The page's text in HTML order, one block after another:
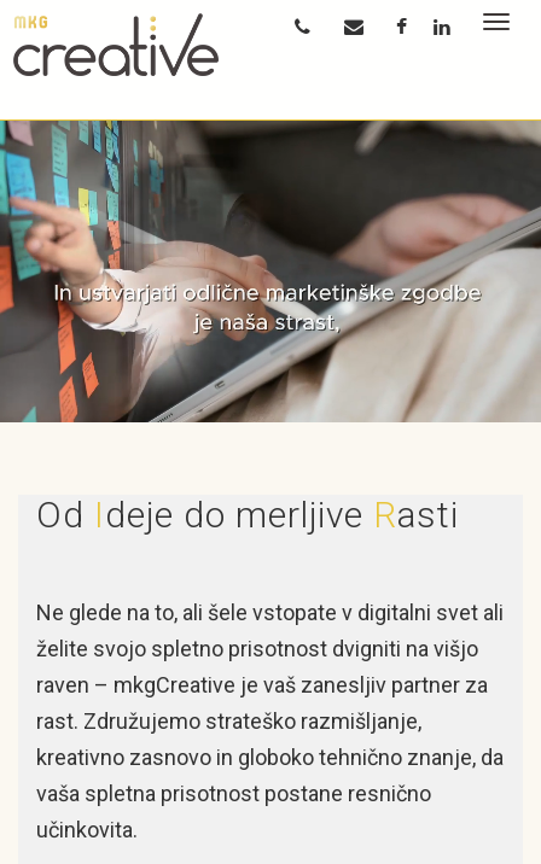
Od Ideje do merljive Rasti
Ne glede na to, ali šele vstopate v digitalni svet ali
želite svojo spletno prisotnost dvigniti na višjo
raven – mkgCreative je vaš zanesljiv partner za
rast. Združujemo strateško razmišljanje,
kreativno zasnovo in globoko tehnično znanje, da
vaša spletna prisotnost postane resnično
učinkovita.